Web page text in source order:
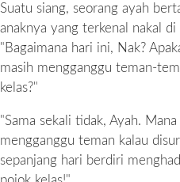
Suatu siang, seorang ayah
anaknya yang terkenal nakal di
"Bagaimana hari ini, Nak?
masih mengganggu teman-
kelas?"
"Sama sekali tidak, Ayah.
mengganggu teman kalau
sepanjang hari berdiri